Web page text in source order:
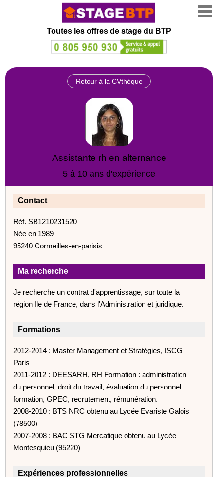
Toutes les offres de stage du BTP
Retour à la CVthèque
Assistante rh en alternance
5 à 10 ans d'expérience
Contact
Réf. SB1210231520
Née en 1989
95240 Cormeilles-en-parisis
Ma recherche
Je recherche un contrat d'apprentissage, sur toute la
région Ile de France, dans l'Administration et juridique.
Formations
2012-2014 : Master Management et Stratégies, ISCG
Paris
2011-2012 : DEESARH, RH Formation : administration
du personnel, droit du travail, évaluation du personnel,
formation, GPEC, recrutement, rémunération.
2008-2010 : BTS NRC obtenu au Lycée Evariste Galois
(78500)
2007-2008 : BAC STG Mercatique obtenu au Lycée
Montesquieu (95220)
Expériences professionnelles